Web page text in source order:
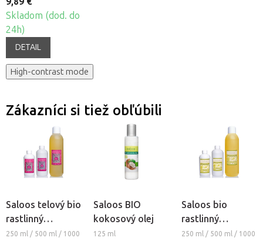
Skladom (dod. do
24h)
DETAIL
High-contrast mode
Zákazníci si tiež obľúbili
Saloos telový bio
rastlinný
masážny olej
250 ml / 500 ml / 1000
Saloos BIO
kokosový olej
125 ml
Saloos bio
rastlinný
masážny olej -
250 ml / 500 ml / 1000